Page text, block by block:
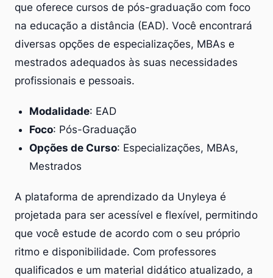
que oferece cursos de pós-graduação com foco
na educação a distância (EAD). Você encontrará
diversas opções de especializações, MBAs e
mestrados adequados às suas necessidades
profissionais e pessoais.
Modalidade: EAD
Foco: Pós-Graduação
Opções de Curso: Especializações, MBAs,
Mestrados
A plataforma de aprendizado da Unyleya é
projetada para ser acessível e flexível, permitindo
que você estude de acordo com o seu próprio
ritmo e disponibilidade. Com professores
qualificados e um material didático atualizado, a